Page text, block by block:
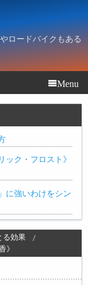
ロードバイクもある
Menu
ク・フロスト》
に強いわけをシン
る効果
》